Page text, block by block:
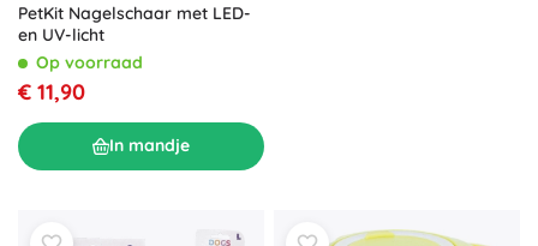
PetKit Nagelschaar met LED-
en UV-licht
Op voorraad
€ 11,90
In mandje